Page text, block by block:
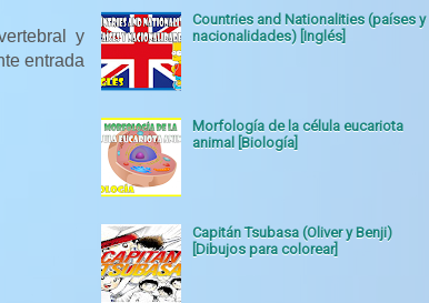
y
entrada
Countries and Nationalities (países y
nacionalidades) [Inglés]
Morfología de la célula eucariota
animal [Biología]
Capitán Tsubasa (Oliver y Benji)
[Dibujos para colorear]